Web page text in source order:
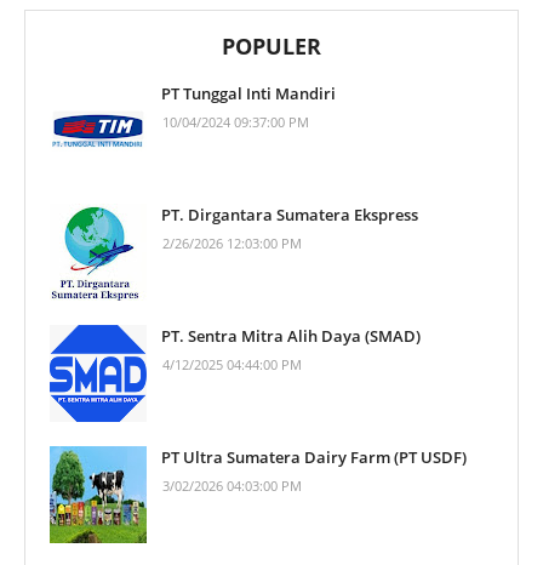
POPULER
PT Tunggal Inti Mandiri
10/04/2024 09:37:00 PM
PT. Dirgantara Sumatera Ekspress
2/26/2026 12:03:00 PM
PT. Sentra Mitra Alih Daya (SMAD)
4/12/2025 04:44:00 PM
PT Ultra Sumatera Dairy Farm (PT USDF)
3/02/2026 04:03:00 PM